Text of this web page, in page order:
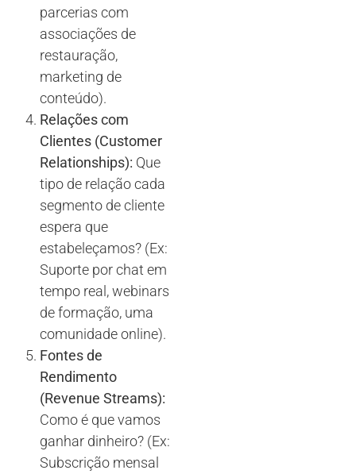
parcerias com
associações de
restauração,
marketing de
conteúdo).
Relações com
Clientes (Customer
Relationships): Que
tipo de relação cada
segmento de cliente
espera que
estabeleçamos? (Ex:
Suporte por chat em
tempo real, webinars
de formação, uma
comunidade online).
Fontes de
Rendimento
(Revenue Streams):
Como é que vamos
ganhar dinheiro? (Ex:
Subscrição mensal